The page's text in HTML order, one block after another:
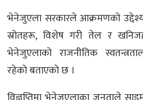
भेनेजुएला सरकारले आक्रमणको
स्रोतहरू, विशेष गरी तेल र
भेनेजुएलाको राजनीतिक
रहेको बताएको छ ।